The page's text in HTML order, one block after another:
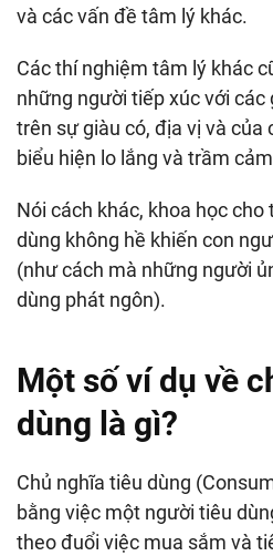
và các vấn đề tâm lý khác.
Các thí nghiệm tâm lý khác
những người tiếp xúc với các
trên sự giàu có, địa vị và
biểu hiện lo lắng và trầm
Nói cách khác, khoa học
dùng không hề khiến con
(như cách mà những người
dùng phát ngôn).
Một số ví dụ về
dùng là gì?
Chủ nghĩa tiêu dùng
bằng việc một người tiêu
theo đuổi việc mua sắm và